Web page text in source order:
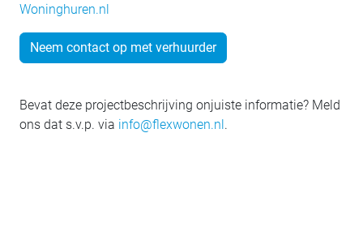
Woninghuren.nl
Neem contact op met verhuurder
Bevat deze projectbeschrijving onjuiste informatie? Meld
ons dat s.v.p. via info@flexwonen.nl.